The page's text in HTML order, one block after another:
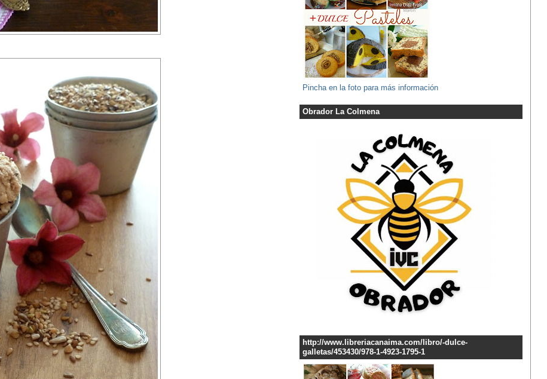
Pincha en la foto para más información
Obrador La Colmena
http://www.libreriacanaima.com/libro/-dulce-
galletas/453430/978-1-4923-1795-1